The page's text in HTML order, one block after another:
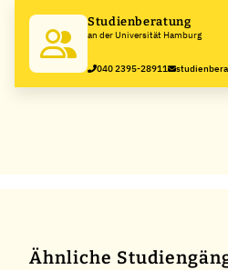
Studienberatung
an der Universität Hamburg
040 2395-28911
Ähnliche